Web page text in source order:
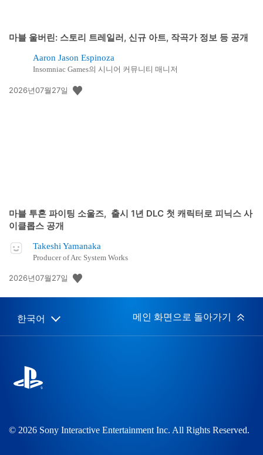
마블 울버린: 스토리 트레일러, 신규 아트, 작곡가 정보 등 공개
Aaron Jason Espinoza
Insomniac Games의 시니어 커뮤니티 매니저
공
2026년07월27일
마블 투혼 파이팅 소울즈, 출시 1년 DLC 첫 캐릭터로 피닉스 사
이클롭스 공개
Takeshi Yamanaka
Producer of Arc System Works
공
일:
2026년07월27일
Select
Current
한국어 메인 화면으로 돌아가기
© 2026 Sony Interactive Entertainment Inc. All Rights Reserved.